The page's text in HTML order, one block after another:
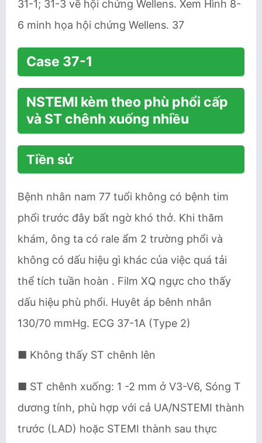
31-1; 31-3 về hội chứng Wellens. Xem Hình 8-
6 minh họa hội chứng Wellens. 37
Case 37-1
NSTEMI kèm theo phù phổi cấp
và ST chênh xuống nhiều
Tiền sử
Bệnh nhân nam 77 tuổi không có bệnh tim
phổi trước đây bất ngờ khó thở. Khi thăm
khám, ông ta có rale ẩm 2 trường phổi và
không có dấu hiệu gì khác của việc quá tải
thể tích tuần hoàn . Film XQ ngực cho thấy
dấu hiệu phù phổi. Huyêt áp bênh nhân
130/70 mmHg. ECG 37-1A (Type 2)
■ Không thấy ST chênh lên
■ ST chênh xuống: 1 -2 mm ở V3-V6, Sóng T
dương tính, phù hợp với cả UA/NSTEMI thành
trước (LAD) hoặc STEMI thành sau thực